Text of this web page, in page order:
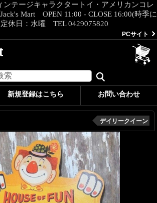
ンテージキャラクタートイ・アメリカンコレ
Mart OPEN 11:00 - CLOSE 16:00(時季に
定休日：水曜 TEL 0429075820
PCサイト
新規登録はこちら お問い合わせ
デイリークイーン